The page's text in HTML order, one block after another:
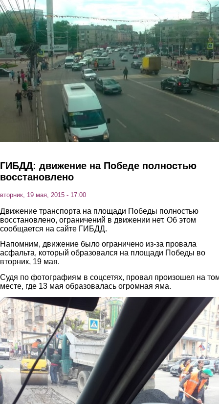
Перейти к основному содержанию
ГИБДД: движение на Победе полностью
восстановлено
вторник, 19 мая, 2015 - 17:00
Движение транспорта на площади Победы полностью
восстановлено, ограничений в движении нет. Об этом
сообщается на сайте ГИБДД.
Напомним, движение было ограничено из-за провала
асфальта, который образовался на площади Победы во
вторник, 19 мая.
Судя по фотографиям в соцсетях, провал произошел на
месте, где 13 мая образовалась огромная яма.
2.jpg